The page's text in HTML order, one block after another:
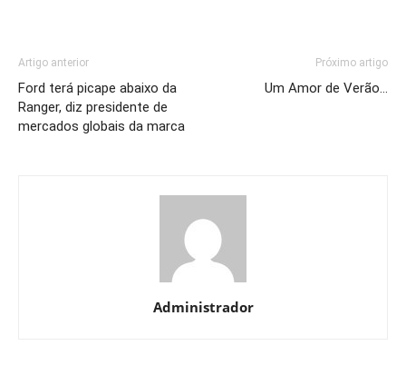
Artigo anterior
Ford terá picape abaixo da
Ranger, diz presidente de
mercados globais da marca
Próximo artigo
Um Amor de Verão…
Administrador